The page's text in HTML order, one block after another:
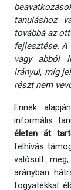
tanuláshoz
továbbá az
fejlesztése. A
vagy abból
irányul, míg
részt nem
Ennek
informális
életen át
felhívás
valósult
arányban
fogyatékkal